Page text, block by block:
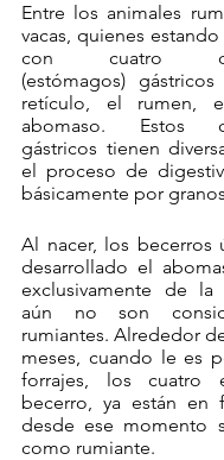
Entre los animales
vacas, quienes
con cuatro
(estómagos)
retículo, el rumen,
abomaso. Estos
gástricos tienen
el proceso de
básicamente por
Al nacer, los becerros
desarrollado el
exclusivamente de la
aún no son
rumiantes. Alrededor
meses, cuando le es
forrajes, los cuatro
becerro, ya están en
desde ese momento
como rumiante.